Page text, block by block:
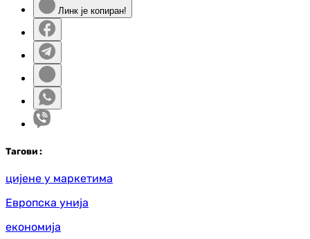
Линк је копиран!
Тагови :
цијене у маркетима
Европска унија
економија